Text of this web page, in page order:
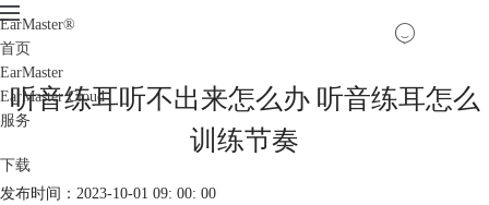
EarMaster®
首页
EarMaster
EarMaster Cloud
服务
下载
听音练耳听不出来怎么办 听音练耳怎么
训练节奏
发布时间：2023-10-01 09: 00: 00